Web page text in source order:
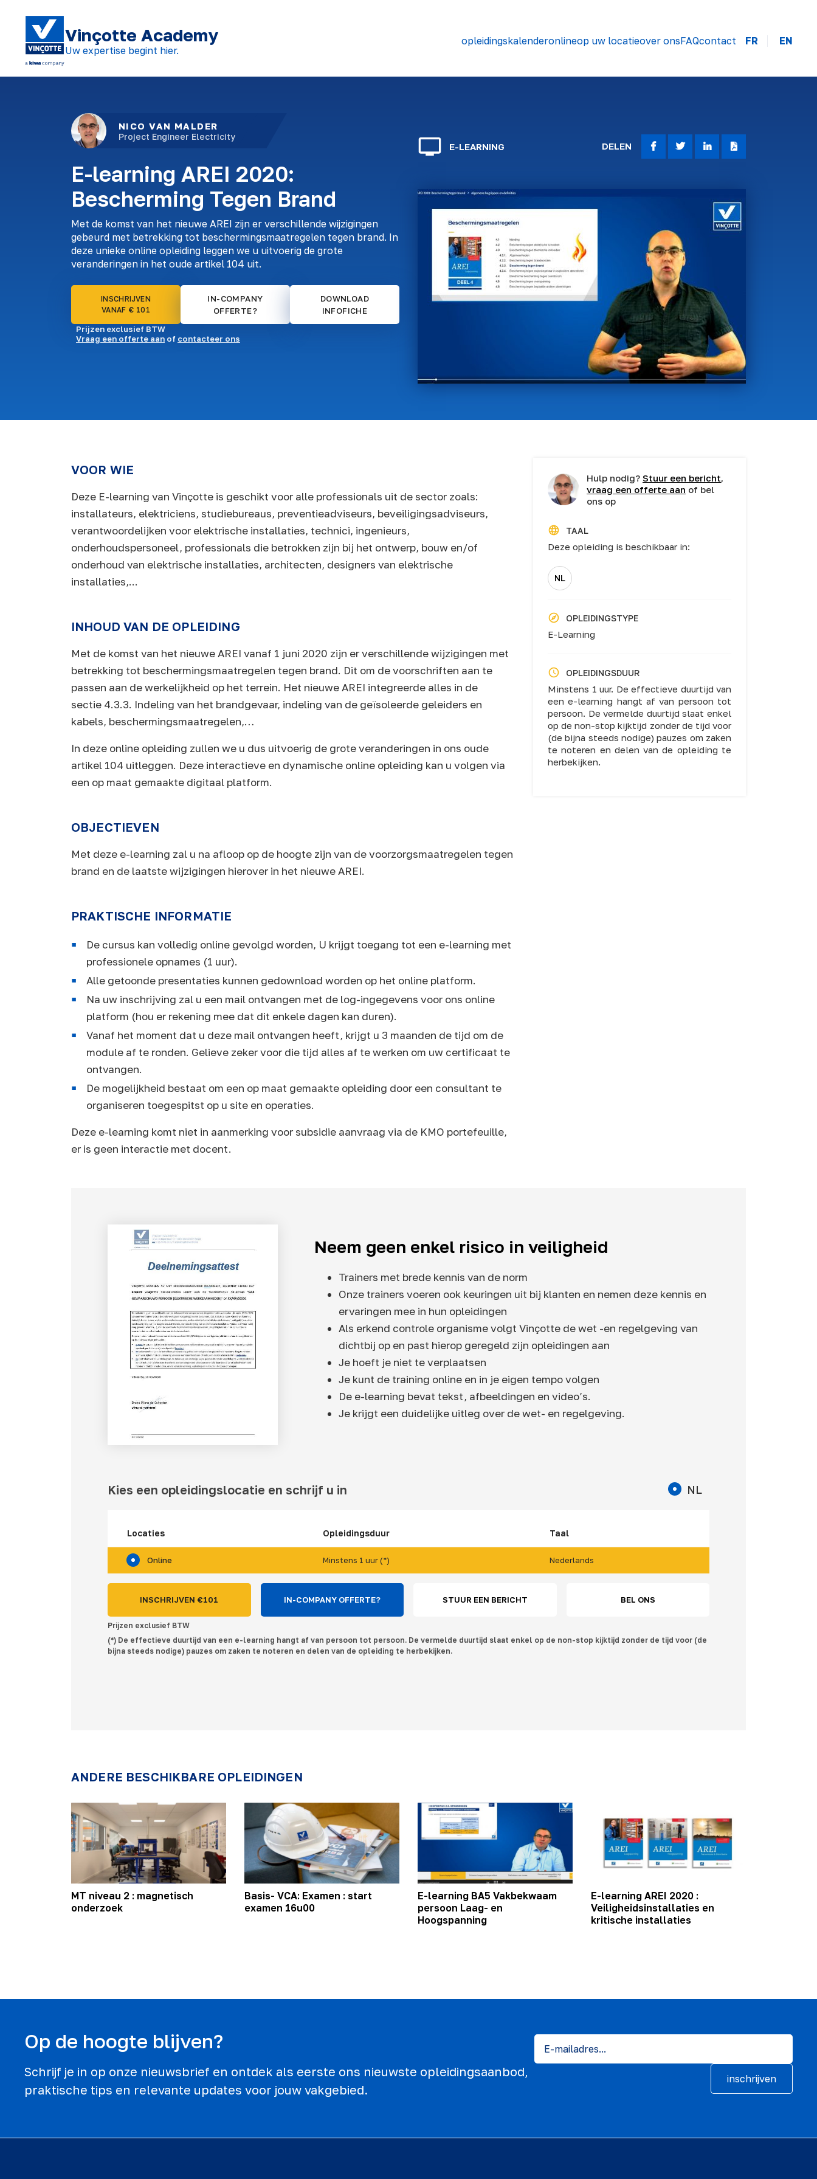
Vinçotte Academy
Uw expertise begint hier.
opleidingskalenderonlineop uw locatieover onsFAQcontact FR EN
NICO VAN MALDER
Project Engineer Electricity
E-learning AREI 2020:
Bescherming Tegen Brand
Met de komst van het nieuwe AREI zijn er verschillende wijzigingen
gebeurd met betrekking tot beschermingsmaatregelen tegen brand. In
deze unieke online opleiding leggen we u uitvoerig de grote
veranderingen in het oude artikel 104 uit.
INSCHRIJVEN
VANAF € 101
IN-COMPANY
OFFERTE?
DOWNLOAD
INFOFICHE
Prijzen exclusief BTW
Vraag een offerte aan of contacteer ons
E-LEARNING DELEN
VOOR WIE
Deze E-learning van Vinçotte is geschikt voor alle professionals uit de sector zoals:
installateurs, elektriciens, studiebureaus, preventieadviseurs, beveiligingsadviseurs,
verantwoordelijken voor elektrische installaties, technici, ingenieurs,
onderhoudspersoneel, professionals die betrokken zijn bij het ontwerp, bouw en/of
onderhoud van elektrische installaties, architecten, designers van elektrische
installaties,...
INHOUD VAN DE OPLEIDING
Met de komst van het nieuwe AREI vanaf 1 juni 2020 zijn er verschillende wijzigingen met
betrekking tot beschermingsmaatregelen tegen brand. Dit om de voorschriften aan te
passen aan de werkelijkheid op het terrein. Het nieuwe AREI integreerde alles in de
sectie 4.3.3. Indeling van het brandgevaar, indeling van de geïsoleerde geleiders en
kabels, beschermingsmaatregelen,…
In deze online opleiding zullen we u dus uitvoerig de grote veranderingen in ons oude
artikel 104 uitleggen. Deze interactieve en dynamische online opleiding kan u volgen via
een op maat gemaakte digitaal platform.
OBJECTIEVEN
Met deze e-learning zal u na afloop op de hoogte zijn van de voorzorgsmaatregelen tegen
brand en de laatste wijzigingen hierover in het nieuwe AREI.
PRAKTISCHE INFORMATIE
De cursus kan volledig online gevolgd worden, U krijgt toegang tot een e-learning met
professionele opnames (1 uur).
Alle getoonde presentaties kunnen gedownload worden op het online platform.
Na uw inschrijving zal u een mail ontvangen met de log-ingegevens voor ons online
platform (hou er rekening mee dat dit enkele dagen kan duren).
Vanaf het moment dat u deze mail ontvangen heeft, krijgt u 3 maanden de tijd om de
module af te ronden. Gelieve zeker voor die tijd alles af te werken om uw certificaat te
ontvangen.
De mogelijkheid bestaat om een op maat gemaakte opleiding door een consultant te
organiseren toegespitst op u site en operaties.
Deze e-learning komt niet in aanmerking voor subsidie aanvraag via de KMO portefeuille,
er is geen interactie met docent.
Hulp nodig? Stuur een bericht,
vraag een offerte aan of bel
ons op
TAAL
Deze opleiding is beschikbaar in:
NL
OPLEIDINGSTYPE
E-Learning
OPLEIDINGSDUUR
Minstens 1 uur. De effectieve duurtijd van
een e-learning hangt af van persoon tot
persoon. De vermelde duurtijd slaat enkel
op de non-stop kijktijd zonder de tijd voor
(de bijna steeds nodige) pauzes om zaken
te noteren en delen van de opleiding te
herbekijken.
Neem geen enkel risico in veiligheid
Trainers met brede kennis van de norm
Onze trainers voeren ook keuringen uit bij klanten en nemen deze kennis en
ervaringen mee in hun opleidingen
Als erkend controle organisme volgt Vinçotte de wet -en regelgeving van
dichtbij op en past hierop geregeld zijn opleidingen aan
Je hoeft je niet te verplaatsen
Je kunt de training online en in je eigen tempo volgen
De e-learning bevat tekst, afbeeldingen en video’s.
Je krijgt een duidelijke uitleg over de wet- en regelgeving.
Kies een opleidingslocatie en schrijf u in NL
Locaties Opleidingsduur Taal
Online Minstens 1 uur (*) Nederlands
INSCHRIJVEN €101 IN-COMPANY OFFERTE? STUUR EEN BERICHT BEL ONS
Prijzen exclusief BTW
(*) De effectieve duurtijd van een e-learning hangt af van persoon tot persoon. De vermelde duurtijd slaat enkel op de non-stop kijktijd zonder de tijd voor (de
bijna steeds nodige) pauzes om zaken te noteren en delen van de opleiding te herbekijken.
ANDERE BESCHIKBARE OPLEIDINGEN
MT niveau 2 : magnetisch
onderzoek
Basis- VCA: Examen : start
examen 16u00
E-learning BA5 Vakbekwaam
persoon Laag- en
Hoogspanning
E-learning AREI 2020 :
Veiligheidsinstallaties en
kritische installaties
Op de hoogte blijven?
Schrijf je in op onze nieuwsbrief en ontdek als eerste ons nieuwste opleidingsaanbod,
praktische tips en relevante updates voor jouw vakgebied.
inschrijven